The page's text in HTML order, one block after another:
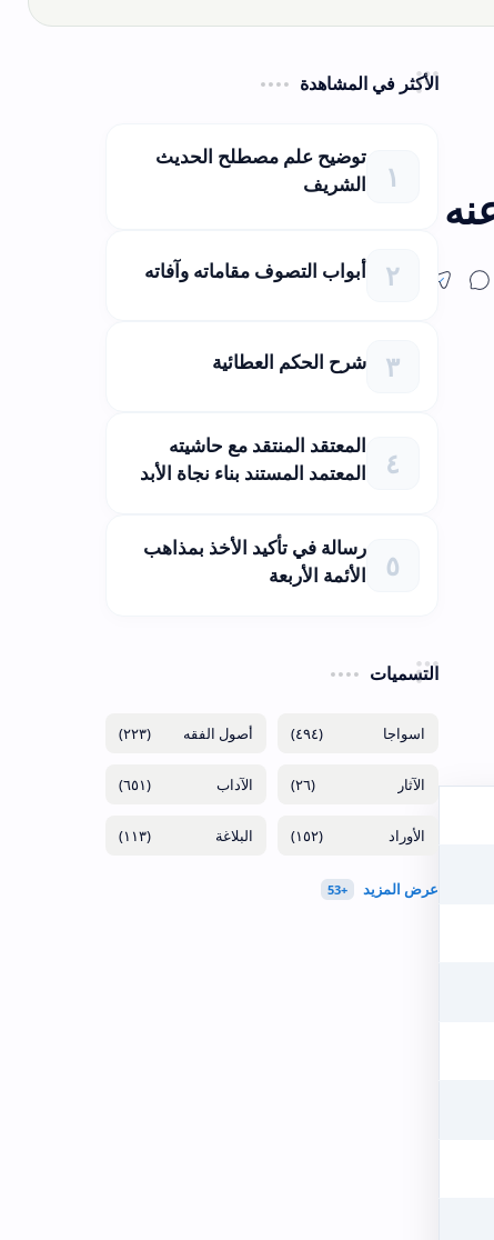
الأكثر في المشاهدة
توضيح علم مصطلح الحديث
الشريف
أبواب التصوف مقاماته وآفاته
شرح الحكم العطائية
المعتقد المنتقد مع حاشيته
المعتمد المستند بناء نجاة الأبد
رسالة في تأكيد الأخذ بمذاهب
الأئمة الأربعة
التسميات
(٤٩٤) (٢٢٣)
(٢٦) (٦٥١)
(١٥٢) (١١٣)